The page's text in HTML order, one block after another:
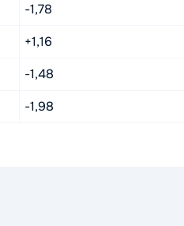
-1,78
+1,16
-1,48
-1,98